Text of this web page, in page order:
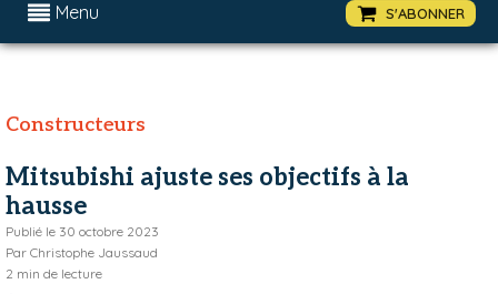
Menu S'ABONNER
Constructeurs
Mitsubishi ajuste ses objectifs à la
hausse
Publié le 30 octobre 2023
Par Christophe Jaussaud
2 min de lecture